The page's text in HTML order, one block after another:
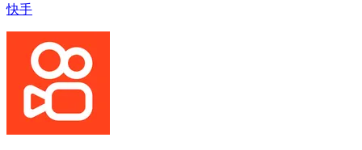
快手